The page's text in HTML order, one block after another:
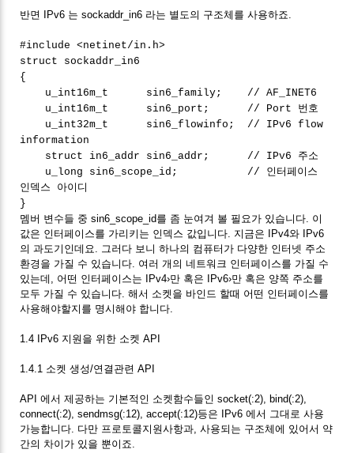
반면 IPv6 는 sockaddr_in6 라는 별도의 구조체를 사용하죠.
#include <netinet/in.h>
struct sockaddr_in6
{
u_int16m_t sin6_family; // AF_INET6
u_int16m_t sin6_port; // Port 번호
u_int32m_t sin6_flowinfo; // IPv6 flow
information
struct in6_addr sin6_addr; // IPv6 주소
u_long sin6_scope_id; // 인터페이스
인덱스 아이디
}
멤버 변수들 중 sin6_scope_id를 좀 눈여겨 볼 필요가 있습니다. 이
값은 인터페이스를 가리키는 인덱스 값입니다. 지금은 IPv4와 IPv6
의 과도기인데요. 그러다 보니 하나의 컴퓨터가 다양한 인터넷 주소
환경을 가질 수 있습니다. 여러 개의 네트워크 인터페이스를 가질 수
있는데, 어떤 인터페이스는 IPv4›만 혹은 IPv6›만 혹은 양쪽 주소를
모두 가질 수 있습니다. 해서 소켓을 바인드 할때 어떤 인터페이스를
사용해야할지를 명시해야 합니다.
1.4 IPv6 지원을 위한 소켓 API
1.4.1 소켓 생성/연결관련 API
API 에서 제공하는 기본적인 소켓함수들인 socket(:2), bind(:2),
connect(:2), sendmsg(:12), accept(:12)등은 IPv6 에서 그대로 사용
가능합니다. 다만 프로토콜지원사항과, 사용되는 구조체에 있어서 약
간의 차이가 있을 뿐이죠.